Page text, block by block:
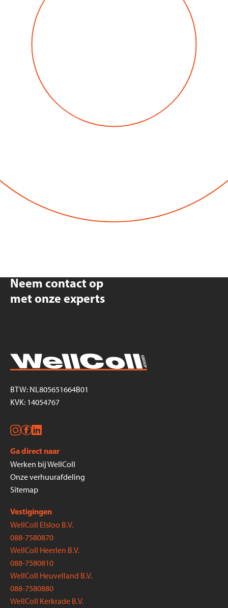
Neem contact op
met onze experts
BTW: NL805651664B01
KVK: 14054767
Vestigingen
WellColl Elsloo B.V.
088-7580870
WellColl Heerlen B.V.
088-7580810
WellColl Heuvelland B.V.
088-7580880
WellColl Kerkrade B.V.
Ga direct naar
Werken bij WellColl
Onze verhuurafdeling
Sitemap